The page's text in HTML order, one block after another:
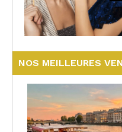
NOS MEILLEURES